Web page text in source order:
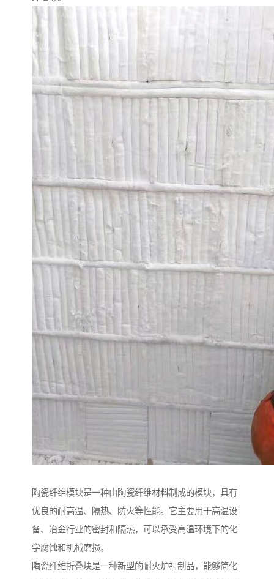
陶瓷纤维模块是一种由陶瓷纤维材料制成的模块，具有
优良的耐高温、隔热、防火等性能。它主要用于高温设
备、冶金行业的密封和隔热，可以承受高温环境下的化
学腐蚀和机械磨损。
陶瓷纤维折叠块是一种新型的耐火炉衬制品，能够简化